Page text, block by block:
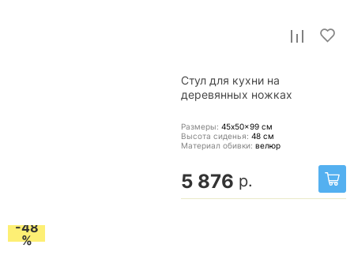
Стул для кухни на
деревянных ножках
Размеры: 45x50x99 см
Высота сиденья: 48 см
Материал обивки: велюр
5 876 р.
-48
%